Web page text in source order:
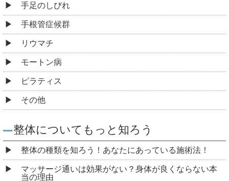
手足のしびれ
手根管症候群
リウマチ
モートン病
ピラティス
その他
整体についてもっと知ろう
整体の種類を知ろう！あなたにあっている施術法！
マッサージ通いは効果がない？身体が良くならない本
当の理由